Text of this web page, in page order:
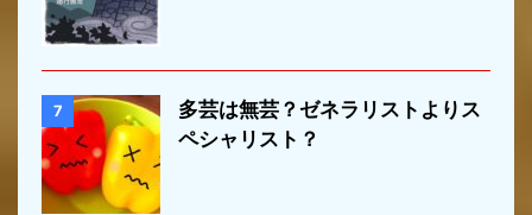
7
多芸は無芸？ゼネラリストよりス
ペシャリスト？